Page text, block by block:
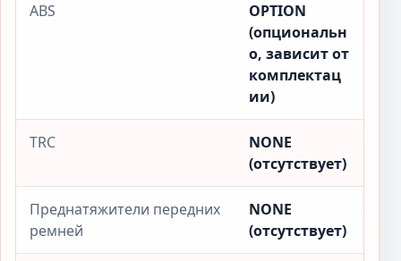
ABS
OPTION
(опциональн
о, зависит от
комплектац
ии)
TRC
NONE
(отсутствует)
Преднатяжители передних
ремней
NONE
(отсутствует)